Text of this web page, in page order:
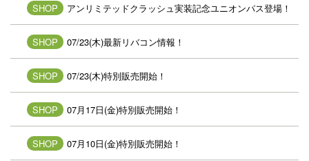
SHOP アンリミテッドクラッシュ実装記念ユニオンパス登場！
SHOP 07/23(木)最新リバコン情報！
SHOP 07/23(木)特別販売開始！
SHOP 07月17日(金)特別販売開始！
SHOP 07月10日(金)特別販売開始！